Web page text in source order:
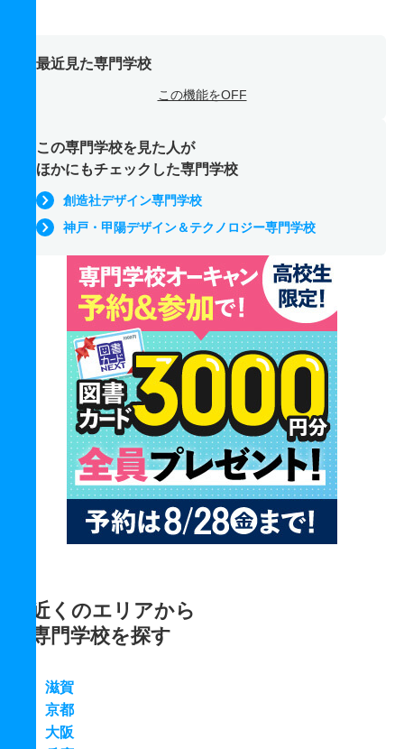
最近見た専門学校
この機能をOFF
この専門学校を見た人が
ほかにもチェックした専門学校
創造社デザイン専門学校
神戸・甲陽デザイン＆テクノロジー専門学校
近くのエリアから
専門学校を探す
滋賀
京都
大阪